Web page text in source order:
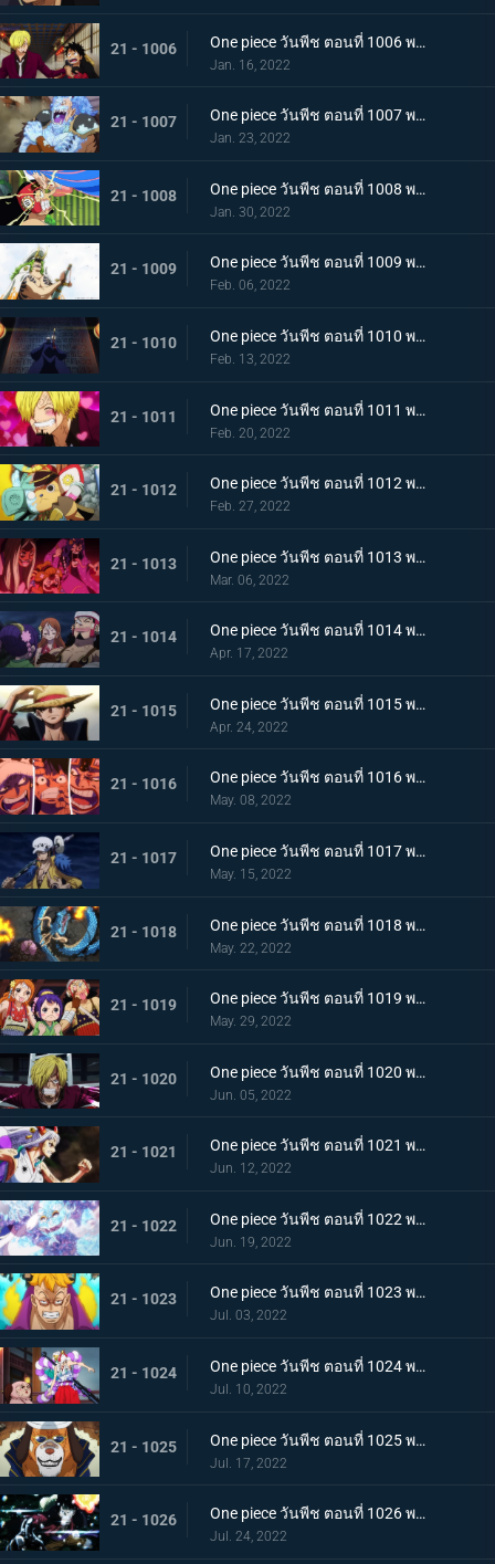
21 - 1006 One piece วันพีช ตอนที่ 1006 พากย์ไทย อภัยให้ไม่ได้! การตัดสินใจของช็อปเปอร์
Jan. 16, 2022
21 - 1007 One piece วันพีช ตอนที่ 1007 พากย์ไทย การไล่ล่าของโซโล! อสูรน้ำแข็ง in เกมไล่จับ
Jan. 23, 2022
21 - 1008 One piece วันพีช ตอนที่ 1008 พากย์ไทย นามิยอมจำนน ท่าเฮดบลัดของอุลติ
Jan. 30, 2022
21 - 1009 One piece วันพีช ตอนที่ 1009 พากย์ไทย ซาซากิรุกหนัก หน่วยรบหุ้มเกราะปะทะยามาโตะ
Feb. 06, 2022
21 - 1010 One piece วันพีช ตอนที่ 1010 พากย์ไทย ทลายอสูรน้ำแข็ง แผนเพลิงของช็อปเปอร์!
Feb. 13, 2022
21 - 1011 One piece วันพีช ตอนที่ 1011 พากย์ไทย ดีก็แย่แล้ว! แมงมุมล่อลวงซันจิ
Feb. 20, 2022
21 - 1012 One piece วันพีช ตอนที่ 1012 พากย์ไทย เดินหมากผิดเกม! เพลิงของนกอมตะมัลโก้
Feb. 27, 2022
21 - 1013 One piece วันพีช ตอนที่ 1013 พากย์ไทย อดีตของยาโมโตะ ชายผู้หมายหัว 4 จักรพรรดิ
Mar. 06, 2022
21 - 1014 One piece วันพีช ตอนที่ 1014 พากย์ไทย น้ำตาของมัลโก้! สายสัมพันธ์ของกลุ่มโจรสลัดหนวดขาว
Apr. 17, 2022
21 - 1015 One piece วันพีช ตอนที่ 1015 พากย์ไทย ลูฟี่หมวกฟาง ชายผู้ที่จะเป็นราชาโจรสลัด
Apr. 24, 2022
21 - 1016 One piece วันพีช ตอนที่ 1016 พากย์ไทย ศึกสัตว์ประหลาด! สามกัปตันต่างถือทิฐิ
May. 08, 2022
21 - 1017 One piece วันพีช ตอนที่ 1017 พากย์ไทย ออกท่าใหญ่ต่อเนื่อง! รุ่นที่เลวร้ายที่สุดโจมตีระห่ำ
May. 15, 2022
21 - 1018 One piece วันพีช ตอนที่ 1018 พากย์ไทย ไคโดหัวเราะ! สี่จักรพรรดิปะทะยุคสมัยใหม่
May. 22, 2022
21 - 1019 One piece วันพีช ตอนที่ 1019 พากย์ไทย แผนลับของโอทามะ! สุดยอดแผนการคิบิดังโกะ
May. 29, 2022
21 - 1020 One piece วันพีช ตอนที่ 1020 พากย์ไทย ซันจิตะโกนสุดเสียง! SOS ที่ดังก้องทั่วเกาะ
Jun. 05, 2022
21 - 1021 One piece วันพีช ตอนที่ 1021 พากย์ไทย สแพงค์แสนรุนแรง! ปัญหาเรื่องผู้หญิงของซันจิ
Jun. 12, 2022
21 - 1022 One piece วันพีช ตอนที่ 1022 พากย์ไทย ไม่นึกเสียใจ ลูฟี่กับลูกพี่สายสัมพันธ์ศิษย์อาจารย์
Jun. 19, 2022
21 - 1023 One piece วันพีช ตอนที่ 1023 พากย์ไทย เตรียมพร้อมเรียบร้อย! ช็อปเปอร์เฟจเนบูไลเซอร์
Jul. 03, 2022
21 - 1024 One piece วันพีช ตอนที่ 1024 พากย์ไทย โอเด้งปรากฏตัว! จิตใจของปลอกดาบแดงหวั่นไหว
Jul. 10, 2022
21 - 1025 One piece วันพีช ตอนที่ 1025 พากย์ไทย รุ่นที่เลวร้ายที่สุดพินาศสิ้น! ท่าใหญ่ของสี่จักรพรรดิ
Jul. 17, 2022
21 - 1026 One piece วันพีช ตอนที่ 1026 พากย์ไทย ซุปเปอร์โนวาโต้กลับแผนแยก 4 จักรพรรดิ
Jul. 24, 2022